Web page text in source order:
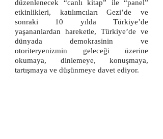
düzenlenecek “canlı kitap” ile “panel”
etkinlikleri, katılımcıları Gezi’de ve
sonraki 10 yılda Türkiye’de
yaşananlardan hareketle, Türkiye’de ve
dünyada demokrasinin ve
otoriteryenizmin geleceği üzerine
okumaya, dinlemeye, konuşmaya,
tartışmaya ve düşünmeye davet ediyor.